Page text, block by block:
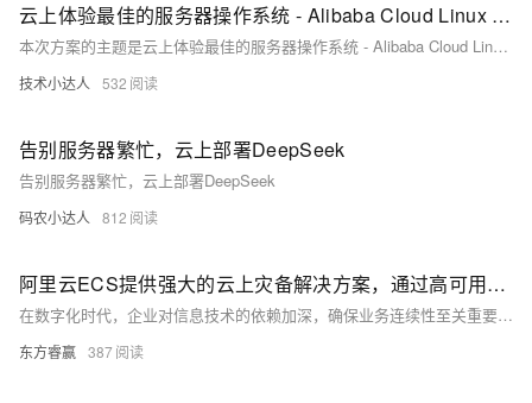
云上体验最佳的服务器操作系统 - Alibaba Cloud Linux | 飞天技术沙龙-CentOS 迁移替换专场
本次方案的主题是云上体验最佳的服务器操作系统 - Alibaba Cloud Linux ，从 Alibaba Cloud Linux 的产生背景、产品优势以及云上用户使用它享受的技术红利等方面详细进行了介绍。同时，通过国内某社交平台、某快递企业、某手机客户大数据业务 3 大案例，成功助力客户实现弹性扩容能力提升、性能提升、降本增效。 1. 背景介绍 2. 产品介绍 3. 案例分享
技术小达人 532
告别服务器繁忙，云上部署DeepSeek
告别服务器繁忙，云上部署DeepSeek
码农小达人 812
阿里云ECS提供强大的云上灾备解决方案，通过高可用基础设施、多样的数据备份方式及异地灾备服务，帮助企业实现业务的持续稳定运行
在数字化时代，企业对信息技术的依赖加深，确保业务连续性至关重要。阿里云ECS提供强大的云上灾备解决方案，通过高可用基础设施、多样的数据备份方式及异地灾备服务，帮助企业实现业务的持续稳定运行。无论是小型企业还是大型企业，都能从中受益，确保在面对各种风险时保持业务稳定。
东方睿赢 387